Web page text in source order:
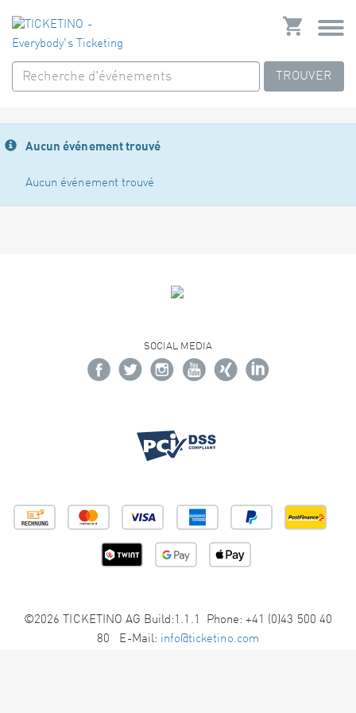
TROUVER
Aucun événement trouvé
Aucun événement trouvé
SOCIAL MEDIA
©2026 TICKETINO AG Build:1.1.1 Phone: +41 (0)43 500 40
80 E-Mail: info@ticketino.com